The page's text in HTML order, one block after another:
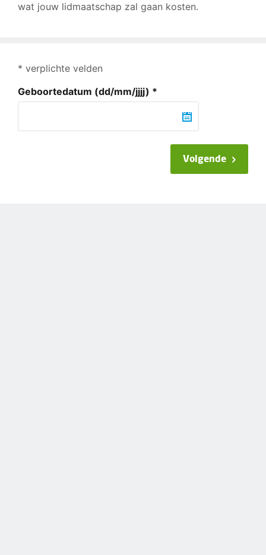
wat jouw lidmaatschap zal gaan kosten.
* verplichte velden
Geboortedatum (dd/mm/jjjj) *
Volgende